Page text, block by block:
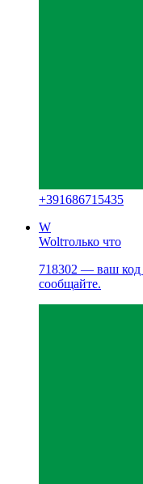
+391686715435
W
Woltтолько что
718302 — ваш код
сообщайте.